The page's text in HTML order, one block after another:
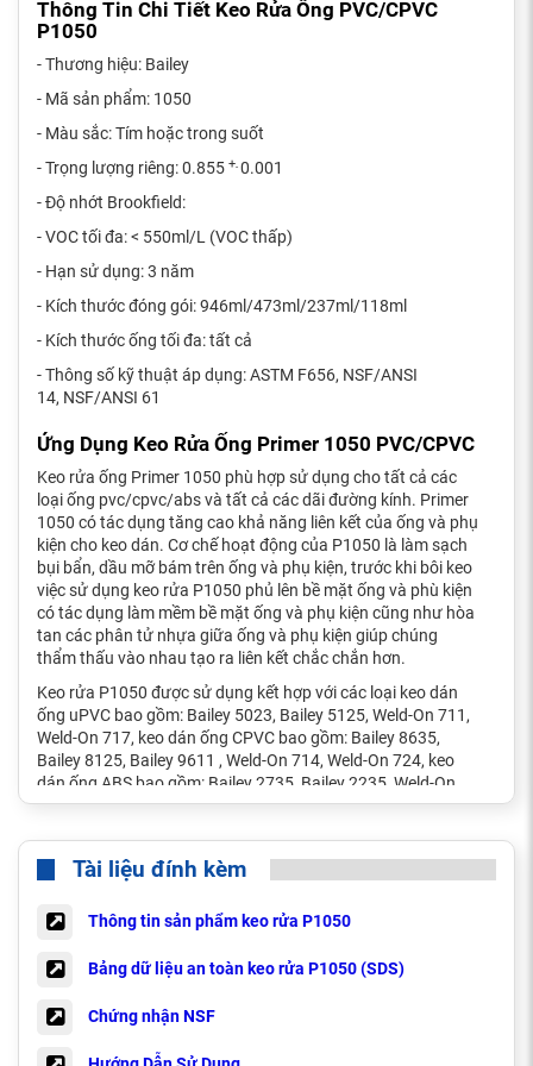
Thông Tin Chi Tiết Keo Rửa Ống PVC/CPVC
P1050
- Thương hiệu: Bailey
- Mã sản phẩm: 1050
- Màu sắc: Tím hoặc trong suốt
- Trọng lượng riêng: 0.855 +- 0.001
- Độ nhớt Brookfield:
- VOC tối đa: < 550ml/L (VOC thấp)
- Hạn sử dụng: 3 năm
- Kích thước đóng gói: 946ml/473ml/237ml/118ml
- Kích thước ống tối đa: tất cả
- Thông số kỹ thuật áp dụng: ASTM F656, NSF/ANSI
14, NSF/ANSI 61
Ứng Dụng Keo Rửa Ống Primer 1050 PVC/CPVC
Keo rửa ống Primer 1050 phù hợp sử dụng cho tất cả các
loại ống pvc/cpvc/abs và tất cả các dãi đường kính. Primer
1050 có tác dụng tăng cao khả năng liên kết của ống và phụ
kiện cho keo dán. Cơ chế hoạt động của P1050 là làm sạch
bụi bẩn, dầu mỡ bám trên ống và phụ kiện, trước khi bôi keo
việc sử dụng keo rửa P1050 phủ lên bề mặt ống và phù kiện
có tác dụng làm mềm bề mặt ống và phụ kiện cũng như hòa
tan các phân tử nhựa giữa ống và phụ kiện giúp chúng
thẩm thấu vào nhau tạo ra liên kết chắc chắn hơn.
Keo rửa P1050 được sử dụng kết hợp với các loại keo dán
ống uPVC bao gồm: Bailey 5023, Bailey 5125, Weld-On 711,
Weld-On 717, keo dán ống CPVC bao gồm: Bailey 8635,
Bailey 8125, Bailey 9611 , Weld-On 714, Weld-On 724, keo
dán ống ABS bao gồm: Bailey 2735, Bailey 2235, Weld-On
771, Weld-On 773.
Tài liệu đính kèm
Thông tin sản phẩm keo rửa P1050
Bảng dữ liệu an toàn keo rửa P1050 (SDS)
Chứng nhận NSF